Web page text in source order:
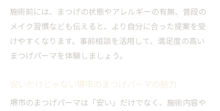
デザイン
堺市で流行の韓国風まつげパーマを体感す
る方法
る理由
まつげパーマで叶う堺市の多彩な目元デザ
施術前には、まつげの状態やアレルギーの有無、普段の
メイク習慣なども伝えると、より自分に合った提案を受
けやすくなります。事前相談を活用して、満足度の高い
まつげパーマを体験しましょう。
安いだけじゃない堺市のまつげパーマの魅力
堺市のまつげパーマは「安い」だけでなく、施術内容や